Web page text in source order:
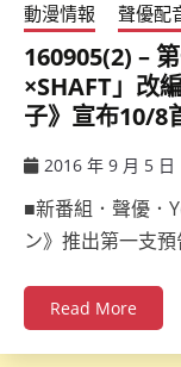
動漫情報 聲優配
160905(2) –
×SHAFT」改
子》宣布10/8
2016 年 9 月 5 日
■新番組．聲優．
ン》推出第一支
Read More